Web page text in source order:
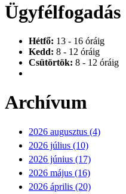
Ügyfélfogadás
Hétfő: 13 - 16 óráig
Kedd: 8 - 12 óráig
Csütörtök: 8 - 12 óráig
Archívum
2026 augusztus (4)
2026 július (10)
2026 június (17)
2026 május (16)
2026 április (20)